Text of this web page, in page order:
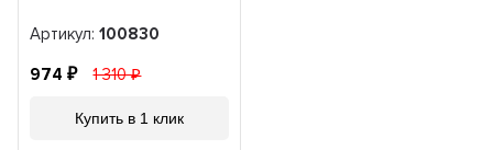
Артикул:100830
974 1 310
Купить в 1 клик